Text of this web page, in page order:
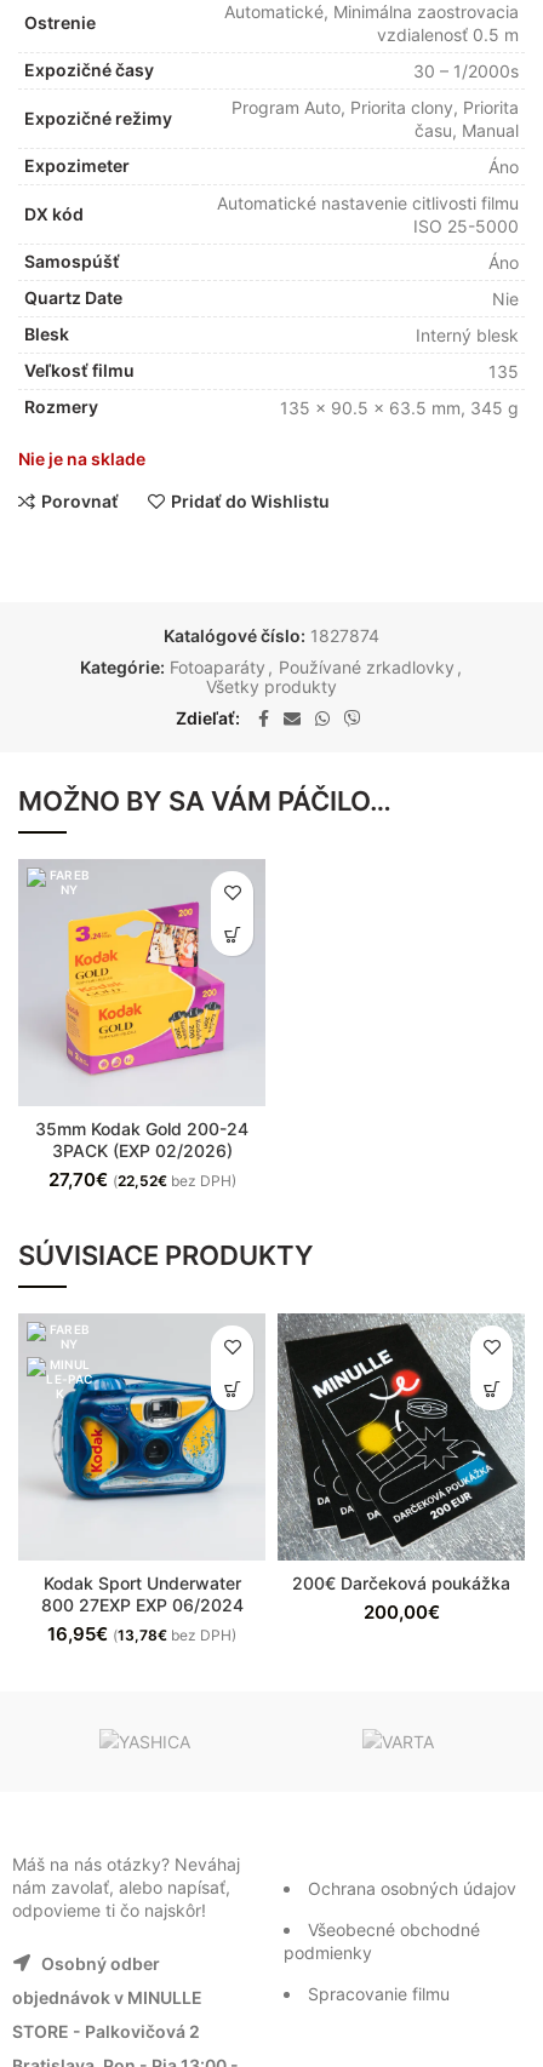
Ostrenie
Automatické, Minimálna zaostrovacia
vzdialenosť 0.5 m
Expozičné časy
30 – 1/2000s
Expozičné režimy
Program Auto, Priorita clony, Priorita
času, Manual
Expozimeter
Áno
DX kód
Automatické nastavenie citlivosti filmu
ISO 25-5000
Samospúšť
Áno
Quartz Date
Nie
Blesk
Interný blesk
Veľkosť filmu
135
Rozmery
135 x 90.5 x 63.5 mm, 345 g
Nie je na sklade
Porovnať Pridať do Wishlistu
Katalógové číslo: 1827874
Kategórie: Fotoaparáty , Používané zrkadlovky ,
Všetky produkty
Zdieľať
MOŽNO BY SA VÁM PÁČILO…
35mm Kodak Gold 200-24
3PACK (EXP 02/2026)
27,70€ (22,52€bez DPH)
SÚVISIACE PRODUKTY
Kodak Sport Underwater
800 27EXP EXP 06/2024
16,95€ (13,78€ bez DPH)
200€ Darčeková poukážka
200,00€
Máš na nás otázky? Neváhaj
nám zavolať, alebo napísať,
odpovieme ti čo najskôr!
Osobný odber
objednávok v MINULLE
STORE - Palkovičová 2
Ochrana osobných údajov
Všeobecné obchodné
podmienky
Spracovanie filmu